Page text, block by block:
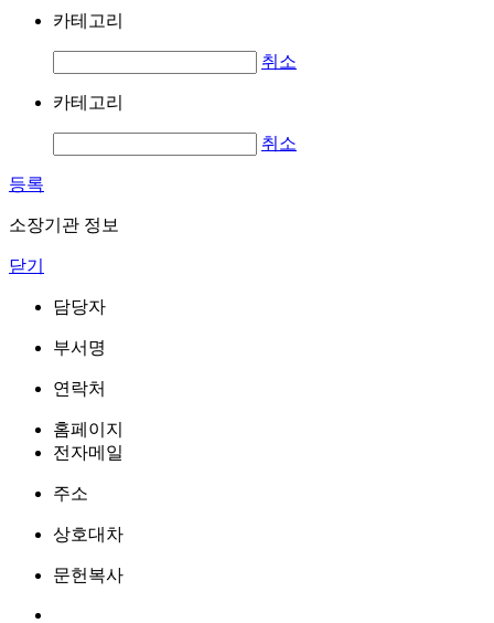
카테고리
취소
카테고리
취소
등록
소장기관 정보
닫기
담당자
부서명
연락처
홈페이지
전자메일
주소
상호대차
문헌복사